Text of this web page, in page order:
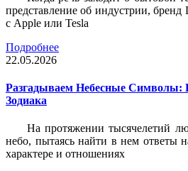
представление об индустрии, бренд
с Apple или Tesla
Подробнее
22.05.2026
Разгадываем Небесные Символы:
Зодиака
На протяжении тысячелетий
небо, пытаясь найти в нем ответы
характере и отношениях